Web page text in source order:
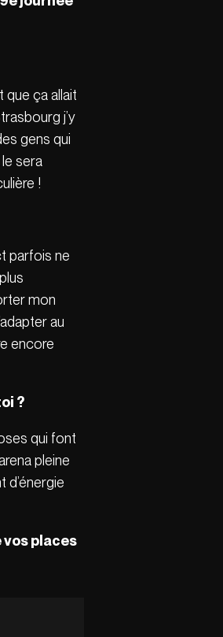
que ça allait
j’y
gens qui
sera
!
parfois ne
mon
au
encore
?
qui font
pleine
places